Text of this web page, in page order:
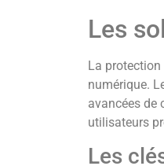
Les
La protection
numérique.
avancées de
utilisateurs
Les